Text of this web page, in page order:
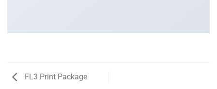
FL3 Print Package